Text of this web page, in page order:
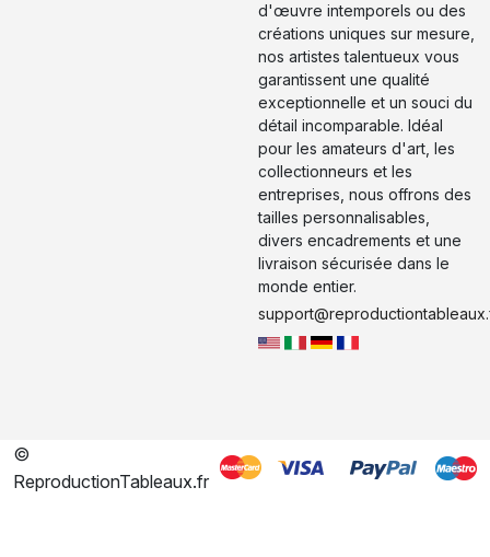
d'œuvre intemporels ou des
créations uniques sur mesure,
nos artistes talentueux vous
garantissent une qualité
exceptionnelle et un souci du
détail incomparable. Idéal
pour les amateurs d'art, les
collectionneurs et les
entreprises, nous offrons des
tailles personnalisables,
divers encadrements et une
livraison sécurisée dans le
monde entier.
©
ReproductionTableaux.fr